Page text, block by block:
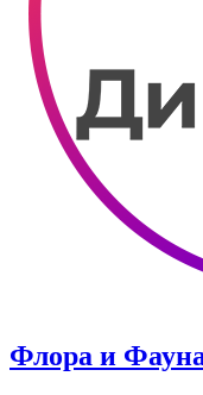
Флора и